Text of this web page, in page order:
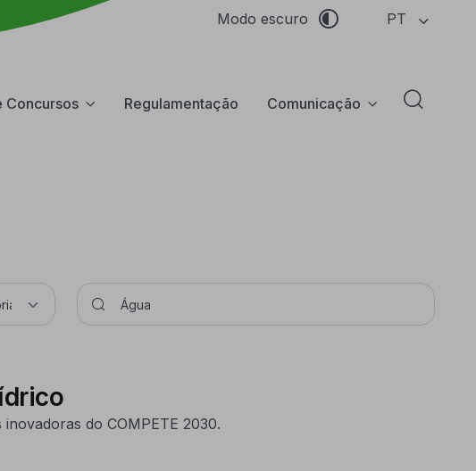
Modo escuro PT
Concursos Regulamentação Comunicação Abrir
do COMPETE 2030.